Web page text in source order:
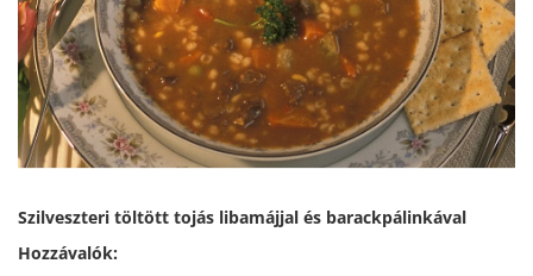
Szilveszteri töltött tojás libamájjal és barackpálinkával
Hozzávalók: